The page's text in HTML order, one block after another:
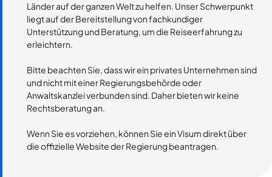
Länder auf der ganzen Welt zu helfen. Unser Schwerpunkt
liegt auf der Bereitstellung von fachkundiger
Unterstützung und Beratung, um die Reiseerfahrung zu
erleichtern.
Bitte beachten Sie, dass wir ein privates Unternehmen sind
und nicht mit einer Regierungsbehörde oder
Anwaltskanzlei verbunden sind. Daher bieten wir keine
Rechtsberatung an.
Wenn Sie es vorziehen, können Sie ein Visum direkt über
die offizielle Website der Regierung beantragen.